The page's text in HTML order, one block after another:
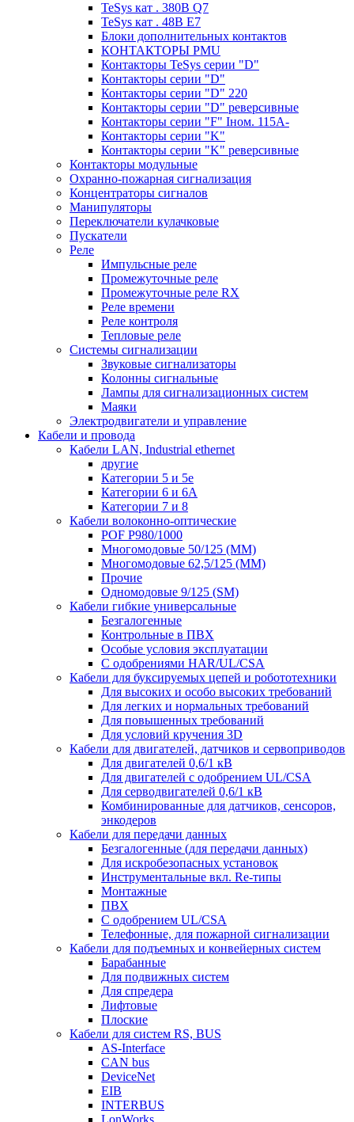
TeSys кат . 380В Q7
TeSys кат . 48В E7
Блоки дополнительных контактов
КОНТАКТОРЫ PMU
Контакторы TeSys серии "D"
Контакторы серии "D"
Контакторы серии "D" 220
Контакторы серии "D" реверсивные
Контакторы серии "F" Iном. 115А-
Контакторы серии "K"
Контакторы серии "K" реверсивные
Контакторы модульные
Охранно-пожарная сигнализация
Концентраторы сигналов
Манипуляторы
Переключатели кулачковые
Пускатели
Реле
Импульсные реле
Промежуточные реле
Промежуточные реле RX
Реле времени
Реле контроля
Тепловые реле
Системы сигнализации
Звуковые сигнализаторы
Колонны сигнальные
Лампы для сигнализационных систем
Маяки
Электродвигатели и управление
Кабели и провода
Кабели LAN, Industrial ethernet
другие
Категории 5 и 5е
Категории 6 и 6A
Категории 7 и 8
Кабели волоконно-оптические
POF P980/1000
Многомодовые 50/125 (ММ)
Многомодовые 62,5/125 (ММ)
Прочие
Одномодовые 9/125 (SM)
Кабели гибкие универсальные
Безгалогенные
Контрольные в ПВХ
Особые условия эксплуатации
С одобрениями HAR/UL/CSA
Кабели для буксируемых цепей и робототехники
Для высоких и особо высоких требований
Для легких и нормальных требований
Для повышенных требований
Для условий кручения 3D
Кабели для двигателей, датчиков и сервоприводов
Для двигателей 0,6/1 кВ
Для двигателей с одобрением UL/CSA
Для серводвигателей 0,6/1 кВ
Комбинированные для датчиков, cенсоров,
энкодеров
Кабели для передачи данных
Безгалогенные (для передачи данных)
Для искробезопасных установок
Инструментальные вкл. Re-типы
Монтажные
ПВХ
С одобрением UL/CSA
Телефонные, для пожарной сигнализации
Кабели для подъемных и конвейерных систем
Барабанные
Для подвижных систем
Для спредера
Лифтовые
Плоские
Кабели для систем RS, BUS
AS-Interface
CAN bus
DeviceNet
EIB
INTERBUS
LonWorks